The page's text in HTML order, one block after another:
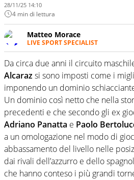
28/11/25 14:10
4 min di lettura
Matteo Morace
LIVE SPORT SPECIALIST
La multimedialità quale
professionale. Ama
attenzione sul tempo reale:
sono opinioni ma fatti
Da circa due anni il circuito
Alcarazsi sono imposti come i
imponendo un dominio
Un dominio così netto che nella
precedenti e che secondo gli ex
Adriano Panatta e Paolo
a un omologazione nel modo di
abbassamento del livello nelle
dai rivali dell’azzurro e dello
che hanno conteso i più grandi